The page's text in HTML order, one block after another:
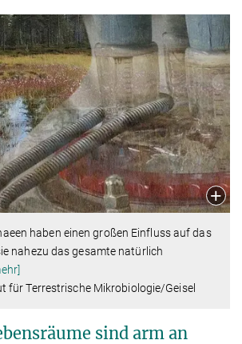
haben einen großen Einfluss auf das
nahezu das gesamte natürlich
für Terrestrische Mikrobiologie/Geisel
sind arm an